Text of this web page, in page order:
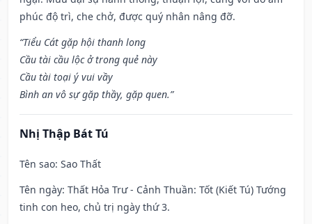
phúc độ trì, che chở, được quý nhân nâng đỡ.
“Tiểu Cát gặp hội thanh long
Cầu tài cầu lộc ở trong quẻ này
Cầu tài toại ý vui vầy
Bình an vô sự gặp thầy, gặp quen.”
Nhị Thập Bát Tú
Tên sao: Sao Thất
Tên ngày: Thất Hỏa Trư - Cảnh Thuần: Tốt (Kiết Tú) Tướng
tinh con heo, chủ trị ngày thứ 3.